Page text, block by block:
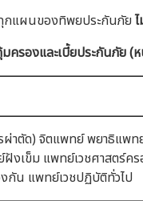
กแผนของทิพยประกันภัย
ครองและเบี้ยประกันภัย (
ผ่าตัด) จิตแพทย์ พยาธิแพท
เข็ม แพทย์เวชศาสตร์คร
กัน แพทย์เวชปฏิบัติทั่วไป